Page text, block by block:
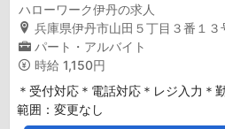
ハローワーク伊丹の求人
兵庫県伊丹市山田５丁目３番１３
パート・アルバイト
時給 1,150円
＊受付対応＊電話対応＊レジ入力＊
範囲：変更なし